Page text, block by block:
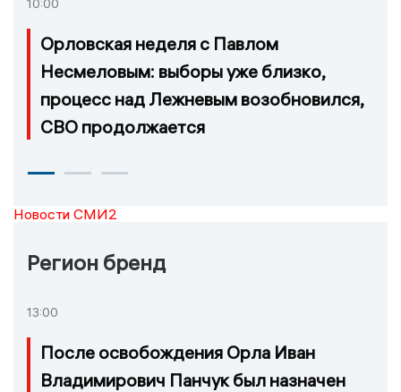
10:00
Орловская неделя с Павлом
Несмеловым: выборы уже близко,
процесс над Лежневым возобновился,
СВО продолжается
Новости СМИ2
Регион бренд
13:00
После освобождения Орла Иван
Владимирович Панчук был назначен